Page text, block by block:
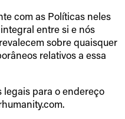
com as Políticas neles
entre si e nós
sobre quaisquer
relativos a essa
para o endereço